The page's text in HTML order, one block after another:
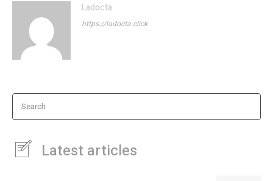
Ladocta
https://ladocta.click
Search
Latest articles